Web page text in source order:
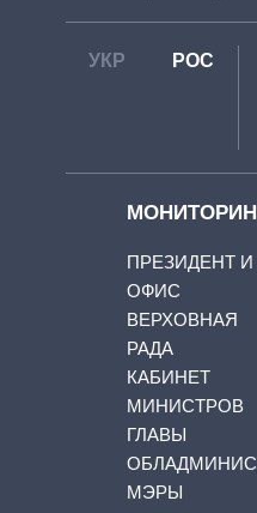
УКР РОС
ПРЕЗИДЕНТ И
ОФИС
ВЕРХОВНАЯ
РАДА
КАБИНЕТ
МИНИСТРОВ
ГЛАВЫ
МЭРЫ